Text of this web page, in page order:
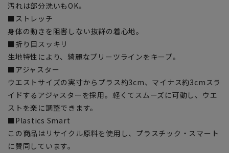
汚れは部分洗いもOK。
■ストレッチ
身体の動きを阻害しない抜群の着心地。
■折り目スッキリ
生地特性により、綺麗なプリーツラインをキープ。
■アジャスター
ウエストサイズの実寸からプラス約3cm、マイナス約3cmスラ
イドするアジャスターを採用。軽くてスムーズに可動し、ウエ
ストを楽に調整できます。
■Plastics Smart
この商品はリサイクル原料を使用し、プラスチック・スマート
に賛同しています。